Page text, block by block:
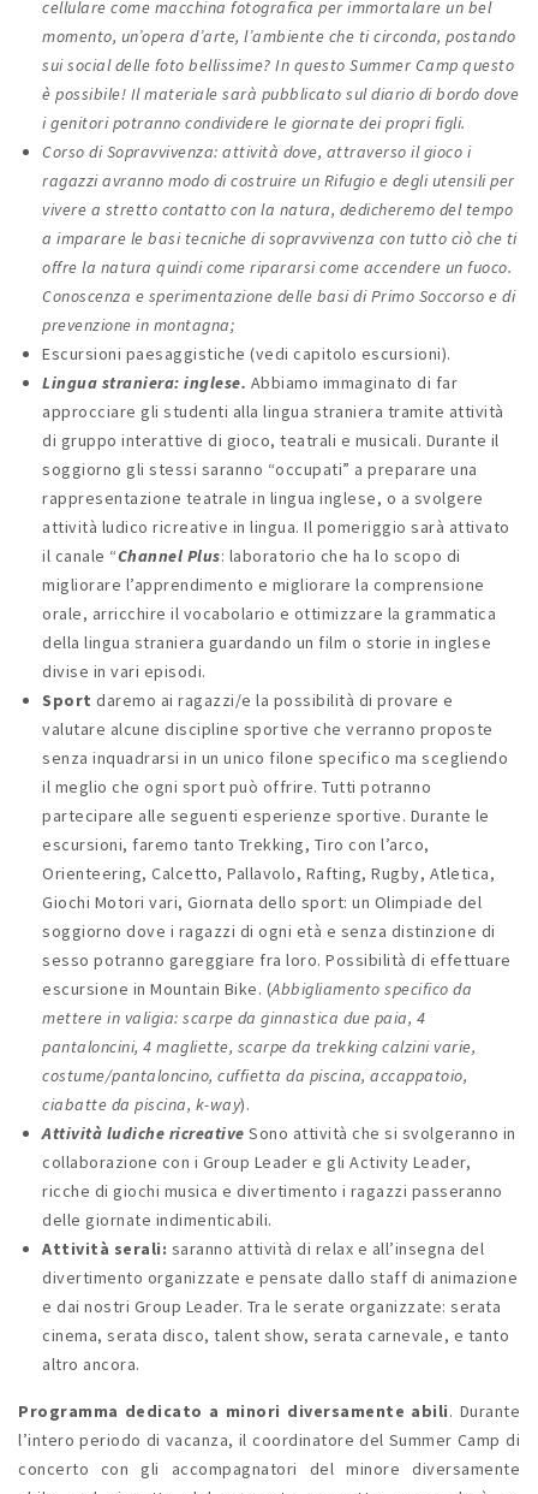
cellulare come macchina fotografica per immortalare un bel
momento, un’opera d’arte, l’ambiente che ti circonda, postando
sui social delle foto bellissime? In questo Summer Camp questo
è possibile! Il materiale sarà pubblicato sul diario di bordo dove
i genitori potranno condividere le giornate dei propri figli.
Corso diSopravvivenza: attività dove, attraverso il gioco i
ragazzi avranno modo di costruire un Rifugio e degli utensili per
vivere a stretto contatto con la natura, dedicheremo del tempo
a imparare le basi tecniche di sopravvivenza con tutto ciò che ti
offre la natura quindi come ripararsi come accendere un fuoco.
Conoscenza e sperimentazione delle basi di Primo Soccorso e di
prevenzione in montagna;
Escursioni paesaggistiche (vedi capitolo escursioni).
Lingua straniera: inglese. Abbiamo immaginato di far
approcciare gli studenti alla lingua straniera tramite attività
di gruppo interattive di gioco, teatrali e musicali. Durante il
soggiorno gli stessi saranno “occupati” a preparare una
rappresentazione teatrale in lingua inglese, o a svolgere
attività ludico ricreative in lingua. Il pomeriggio sarà attivato
il canale “Channel Plus: laboratorio che ha lo scopo di
migliorare l’apprendimento e migliorare la comprensione
orale, arricchire il vocabolario e ottimizzare la grammatica
della lingua straniera guardando un film o storie in inglese
divise in vari episodi.
Sport daremo ai ragazzi/e la possibilità di provare e
valutare alcune discipline sportive che verranno proposte
senza inquadrarsi in un unico filone specifico ma scegliendo
il meglio che ogni sport può offrire. Tutti potranno
partecipare alle seguenti esperienze sportive. Durante le
escursioni, faremo tanto Trekking, Tiro con l’arco,
Orienteering, Calcetto, Pallavolo, Rafting, Rugby, Atletica,
Giochi Motori vari, Giornata dello sport: un Olimpiade del
soggiorno dove i ragazzi di ogni età e senza distinzione di
sesso potranno gareggiare fra loro. Possibilità di effettuare
escursione in Mountain Bike. (Abbigliamento specifico da
mettere in valigia: scarpe da ginnastica due paia, 4
pantaloncini, 4 magliette, scarpe da trekking calzini varie,
costume/pantaloncino, cuffietta da piscina, accappatoio,
ciabatte da piscina, k-way).
Attività ludiche ricreative Sono attività che si svolgeranno in
collaborazione con i Group Leader e gli Activity Leader,
ricche di giochi musica e divertimento i ragazzi passeranno
delle giornate indimenticabili.
Attività serali: saranno attività di relax e all’insegna del
divertimento organizzate e pensate dallo staff di animazione
e dai nostri Group Leader. Tra le serate organizzate: serata
cinema, serata disco, talent show, serata carnevale, e tanto
altro ancora.
Programma dedicato a minori diversamente abili. Durante
l’intero periodo di vacanza, il coordinatore del Summer Camp di
concerto con gli accompagnatori del minore diversamente